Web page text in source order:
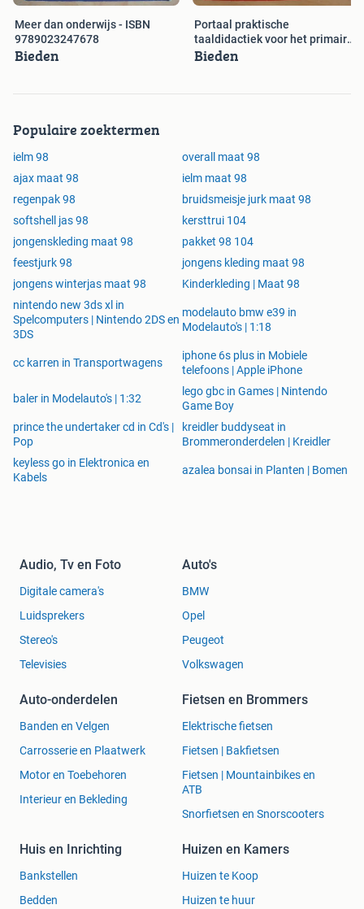
Meer dan onderwijs - ISBN
9789023247678
Bieden
Portaal praktische
taaldidactiek voor het primair
onderwijs
Bieden
Populaire zoektermen
ielm 98
overall maat 98
ajax maat 98
ielm maat 98
regenpak 98
bruidsmeisje jurk maat 98
softshell jas 98
kersttrui 104
jongenskleding maat 98
pakket 98 104
feestjurk 98
jongens kleding maat 98
jongens winterjas maat 98
Kinderkleding | Maat 98
nintendo new 3ds xl in
Spelcomputers | Nintendo 2DS en
3DS
modelauto bmw e39 in
Modelauto's | 1:18
cc karren in Transportwagens
iphone 6s plus in Mobiele
telefoons | Apple iPhone
baler in Modelauto's | 1:32
lego gbc in Games | Nintendo
Game Boy
prince the undertaker cd in Cd's |
Pop
kreidler buddyseat in
Brommeronderdelen | Kreidler
keyless go in Elektronica en
Kabels
azalea bonsai in Planten | Bomen
Audio, Tv en Foto
Digitale camera's
Luidsprekers
Stereo's
Televisies
Auto's
BMW
Opel
Peugeot
Volkswagen
Auto-onderdelen
Banden en Velgen
Carrosserie en Plaatwerk
Motor en Toebehoren
Interieur en Bekleding
Fietsen en Brommers
Elektrische fietsen
Fietsen | Bakfietsen
Fietsen | Mountainbikes en
ATB
Snorfietsen en Snorscooters
Huis en Inrichting
Bankstellen
Bedden
Huizen en Kamers
Huizen te Koop
Huizen te huur